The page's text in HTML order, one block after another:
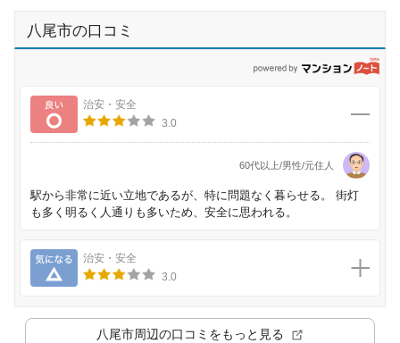
八尾市の口コミ
良い
治安・安全
3.0
60代以上/男性/元住人
駅から非常に近い立地であるが、特に問題なく暮らせる。 街灯
も多く明るく人通りも多いため、安全に思われる。
気になる
治安・安全
3.0
八尾市周辺の口コミをもっと見る